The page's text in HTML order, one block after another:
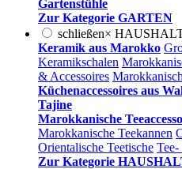
Gartenstühle
Zur Kategorie GARTEN
schließen×
Keramik aus Marokko
Keramikschalen
& Accessoires
Küchenaccessoires aus
Tajine
Marokkanische
Marokkanische Teekannen
Orientalische Teetische
Zur Kategorie